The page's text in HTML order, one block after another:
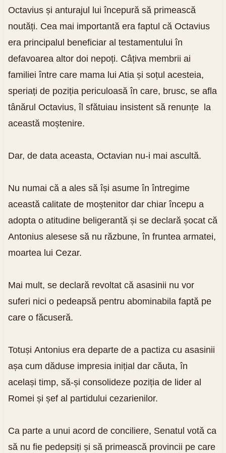
Octavius și anturajul lui începură să primească
noutăți. Cea mai importantă era faptul că Octavius
era principalul beneficiar al testamentului în
defavoarea altor doi nepoți. Câțiva membrii ai
familiei între care mama lui Atia și soțul acesteia,
speriați de poziția periculoasă în care, brusc, se afla
tânărul Octavius, îl sfătuiau insistent să renunțe la
această moștenire.
Dar, de data aceasta, Octavian nu-i mai ascultă.
Nu numai că a ales să își asume în întregime
această calitate de moștenitor dar chiar începu a
adopta o atitudine beligerantă și se declară șocat că
Antonius alesese să nu răzbune, în fruntea armatei,
moartea lui Cezar.
Mai mult, se declară revoltat că asasinii nu vor
suferi nici o pedeapsă pentru abominabila faptă pe
care o făcuseră.
Totuși Antonius era departe de a pactiza cu asasinii
așa cum dăduse impresia inițial dar căuta, în
același timp, să-și consolideze poziția de lider al
Romei și șef al partidului cezarienilor.
Ca parte a unui acord de conciliere, Senatul votă ca
să nu fie pedepsiți și să primească provincii pe care